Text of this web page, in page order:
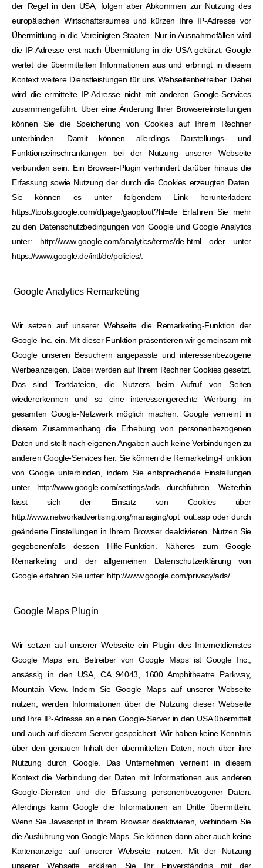
der Regel in den USA, folgen aber Abkommen zur Nutzung des
europäischen Wirtschaftsraumes und kürzen Ihre IP-Adresse vor
Übermittlung in die Vereinigten Staaten. Nur in Ausnahmefällen wird
die IP-Adresse erst nach Übermittlung in die USA gekürzt. Google
wertet die übermittelten Informationen aus und erbringt in diesem
Kontext weitere Dienstleistungen für uns Webseitenbetreiber. Dabei
wird die ermittelte IP-Adresse nicht mit anderen Google-Services
zusammengeführt. Über eine Änderung Ihrer Browsereinstellungen
können Sie die Speicherung von Cookies auf Ihrem Rechner
unterbinden. Damit können allerdings Darstellungs- und
Funktionseinschränkungen bei der Nutzung unserer Webseite
verbunden sein. Ein Browser-Plugin verhindert darüber hinaus die
Erfassung sowie Nutzung der durch die Cookies erzeugten Daten.
Sie können es unter folgendem Link herunterladen:
https://tools.google.com/dlpage/gaoptout?hl=de Erfahren Sie mehr
zu den Datenschutzbedingungen von Google und Google Analytics
unter: http://www.google.com/analytics/terms/de.html oder unter
https://www.google.de/intl/de/policies/.
Google Analytics Remarketing
Wir setzen auf unserer Webseite die Remarketing-Funktion der
Google Inc. ein. Mit dieser Funktion präsentieren wir gemeinsam mit
Google unseren Besuchern angepasste und interessenbezogene
Werbeanzeigen. Dabei werden auf Ihrem Rechner Cookies gesetzt.
Das sind Textdateien, die Nutzers beim Aufruf von Seiten
wiedererkennen und so eine interessengerechte Werbung im
gesamten Google-Netzwerk möglich machen. Google verneint in
diesem Zusammenhang die Erhebung von personenbezogenen
Daten und stellt nach eigenen Angaben auch keine Verbindungen zu
anderen Google-Services her. Sie können die Remarketing-Funktion
von Google unterbinden, indem Sie entsprechende Einstellungen
unter http://www.google.com/settings/ads durchführen. Weiterhin
lässt sich der Einsatz von Cookies über
http://www.networkadvertising.org/managing/opt_out.asp oder durch
geänderte Einstellungen in Ihrem Browser deaktivieren. Nutzen Sie
gegebenenfalls dessen Hilfe-Funktion. Näheres zum Google
Remarketing und der allgemeinen Datenschutzerklärung von
Google erfahren Sie unter: http://www.google.com/privacy/ads/.
Google Maps Plugin
Wir setzen auf unserer Webseite ein Plugin des Internetdienstes
Google Maps ein. Betreiber von Google Maps ist Google Inc.,
ansässig in den USA, CA 94043, 1600 Amphitheatre Parkway,
Mountain View. Indem Sie Google Maps auf unserer Webseite
nutzen, werden Informationen über die Nutzung dieser Webseite
und Ihre IP-Adresse an einen Google-Server in den USA übermittelt
und auch auf diesem Server gespeichert. Wir haben keine Kenntnis
über den genauen Inhalt der übermittelten Daten, noch über ihre
Nutzung durch Google. Das Unternehmen verneint in diesem
Kontext die Verbindung der Daten mit Informationen aus anderen
Google-Diensten und die Erfassung personenbezogener Daten.
Allerdings kann Google die Informationen an Dritte übermitteln.
Wenn Sie Javascript in Ihrem Browser deaktivieren, verhindern Sie
die Ausführung von Google Maps. Sie können dann aber auch keine
Kartenanzeige auf unserer Webseite nutzen. Mit der Nutzung
unserer Webseite erklären Sie Ihr Einverständnis mit der